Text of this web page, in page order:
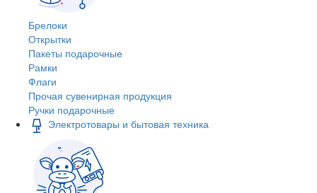
Брелоки
Открытки
Пакеты подарочные
Рамки
Флаги
Прочая сувенирная продукция
Ручки подарочные
Электротовары и бытовая техника